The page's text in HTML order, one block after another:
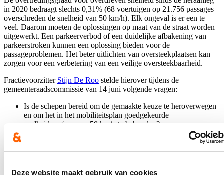
Deze website maakt gebruik van cookies
in 2020 bedraagt slechts 0,31% (68 voertuigen op 21.756 passages
overschreden de snelheid van 50 km/h). Elk ongeval is er een te
veel. Daarom moeten de oplossingen op maat van de straat worden
uitgewerkt. Een parkeerverbod of een duidelijke afbakening van
parkeerstroken kunnen een oplossing bieden voor de
passageproblemen. Het beter uitlichten van oversteekplaatsen kan
zorgen voor een verbetering van een veilige oversteekbaarheid.
Fractievoorzitter Stijn De Roo stelde hierover tijdens de
gemeenteraadscommissie van 14 juni volgende vragen:
Is de schepen bereid om de gemaakte keuze te heroverwegen
en om het in het mobiliteitsplan goedgekeurde
snelheidsregime van 50 km/u te behouden?
Werd er intussen verder onderzoek gevoerd naar de suggestie
met betrekking tot parkeerstroken? Graag meer uitleg.